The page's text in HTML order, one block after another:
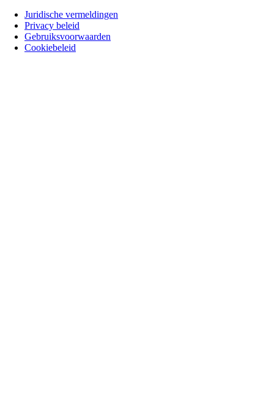
Juridische vermeldingen
Privacy beleid
Gebruiksvoorwaarden
Cookiebeleid